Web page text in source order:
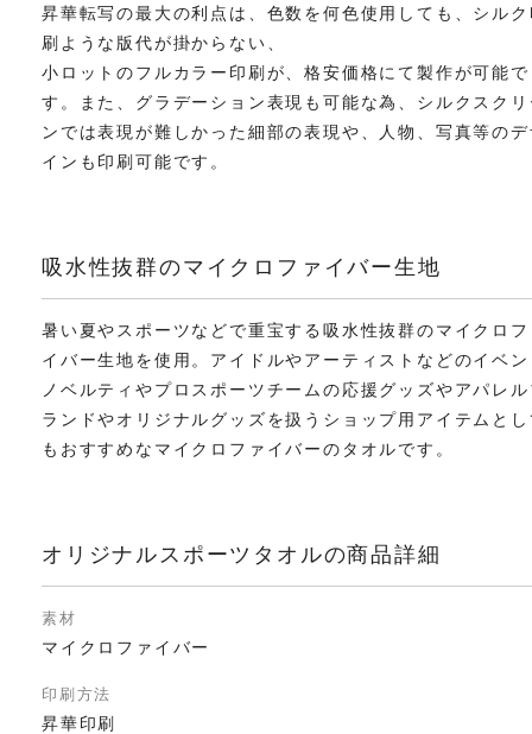
昇華転写の最大の利点は、色数を何色使用しても、シル
刷ような版代が掛からない、
小ロットのフルカラー印刷が、格安価格にて製作が可能で
す。また、グラデーション表現も可能な為、シルクスク
ンでは表現が難しかった細部の表現や、人物、写真等の
インも印刷可能です。
吸水性抜群のマイクロファイバー生地
暑い夏やスポーツなどで重宝する吸水性抜群のマイクロ
イバー生地を使用。アイドルやアーティストなどのイベ
ノベルティやプロスポーツチームの応援グッズやアパレ
ランドやオリジナルグッズを扱うショップ用アイテムと
もおすすめなマイクロファイバーのタオルです。
オリジナルスポーツタオルの商品詳細
素材
マイクロファイバー
印刷方法
昇華印刷